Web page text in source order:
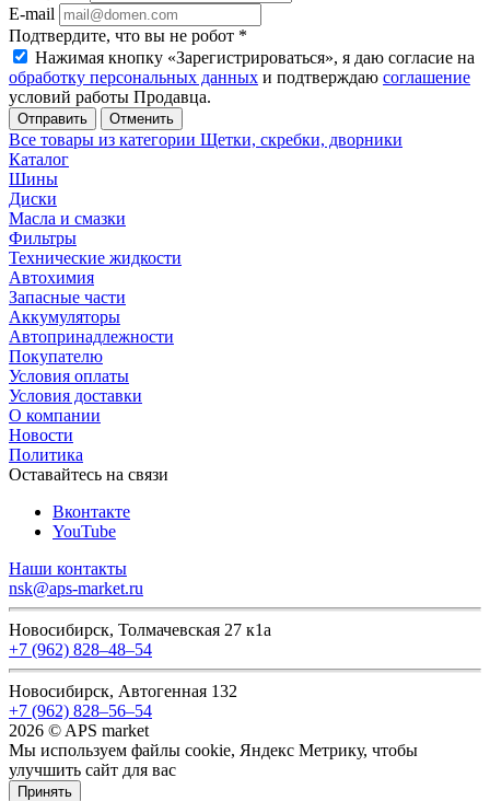
E-mail
Подтвердите, что вы не робот *
Нажимая кнопку «Зарегистрироваться», я даю согласие на
обработку персональных данных и подтверждаю соглашение
условий работы Продавца.
Отменить
Все товары из категории Щетки, скребки, дворники
Каталог
Шины
Диски
Масла и смазки
Фильтры
Технические жидкости
Автохимия
Запасные части
Аккумуляторы
Автопринадлежности
Покупателю
Условия оплаты
Условия доставки
О компании
Новости
Политика
Оставайтесь на связи
Вконтакте
YouTube
Наши контакты
nsk@aps-market.ru
Новосибирск, Толмачевская 27 к1а
+7 (962) 828‒48‒54
Новосибирск, Автогенная 132
+7 (962) 828‒56‒54
2026 © APS market
Мы используем файлы cookie, Яндекс Метрику, чтобы
улучшить сайт для вас
Принять